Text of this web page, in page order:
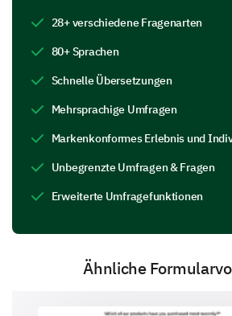
Markenruf
Einkaufsfreundlichkeit
Haben Sie Probleme mit
Ja, bitte spezifizieren
Nein
Bitte geben Sie hier Ihren
28+ verschiedene Fragenarten
80+ Sprachen
Schnelle Übersetzungen
Mehrsprachige Umfragen
Markenkonformes Erlebnis und
Unbegrenzte Umfragen & Fragen
Erweiterte Umfragefunktionen
Ähnliche